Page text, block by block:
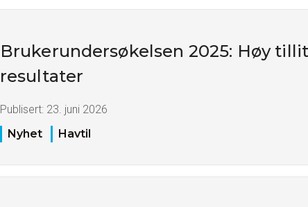
Brukerundersøkelsen 2025: Høy
resultater
Publisert: 23. juni 2026
Nyhet
Havtil